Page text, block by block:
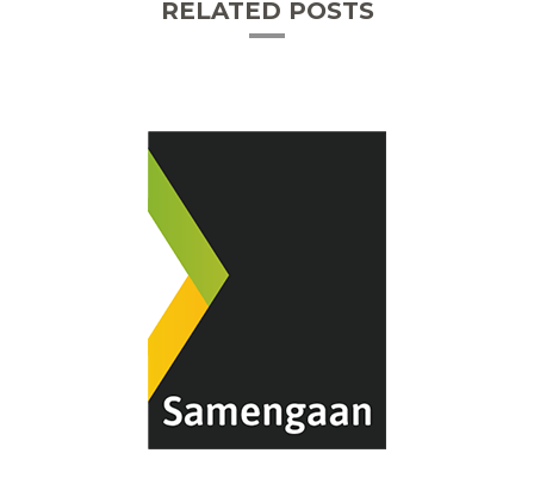
RELATED POSTS